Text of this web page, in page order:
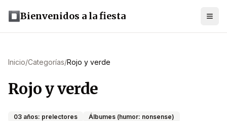
Bienvenidos a la fiesta
Inicio/Categorías/Rojo y verde
Rojo y verde
03 años: prelectores
Álbumes (humor: nonsense)